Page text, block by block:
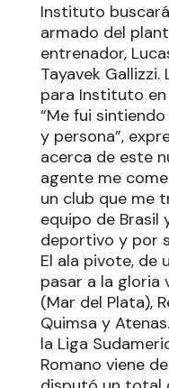
Instituto
armado del
entrenador,
Tayavek
para Instituto
“Me fui
y persona”,
acerca de este
agente me
un club que me
equipo de
deportivo y por
El ala pivote, de
pasar a la gloria
(Mar del Plata),
Quimsa y
la Liga
Romano viene